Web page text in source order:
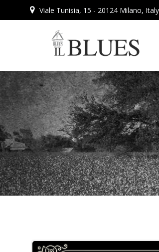
al
Viale Tunisia, 15 - 20124 Milano, Italy